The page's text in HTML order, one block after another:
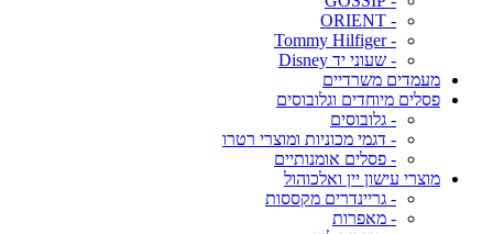
- ORIENT
- Tommy Hilfiger
- שעוני יד Disney
מעמדים משרדיים
פסלים מיוחדים וגלובוסים
- גלובוסים
- דגמי מכוניות ומוצרי רטרו
- פסלים אומנותיים
מוצרי עישון יין ואלכוהול
- גריינדרים מקססות
- מאפרות